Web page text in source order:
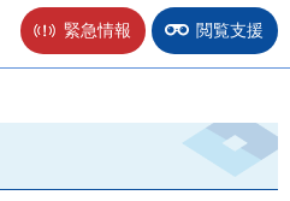
緊急情報 閲覧支援